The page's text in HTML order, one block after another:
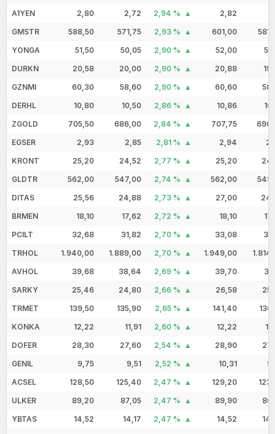
A1YEN
2,80 2,72 2,94 % 2,82
GMSTR
588,50 571,75 2,93 % 601,00
YONGA
51,50 50,05 2,90 % 52,00
DURKN
20,58 20,00 2,90 % 20,88
GZNMI
60,30 58,60 2,90 % 60,60
DERHL
10,80 10,50 2,86 % 10,86
ZGOLD
705,50 686,00 2,84 % 707,75
EGSER
2,93 2,85 2,81 % 2,94
KRONT
25,20 24,52 2,77 % 25,20
GLDTR
562,00 547,00 2,74 % 562,00
DITAS
25,56 24,88 2,73 % 27,00
BRMEN
18,10 17,62 2,72 % 18,10
PCILT
32,68 31,82 2,70 % 33,08
TRHOL
1.940,00 1.889,00 2,70 % 1.949,00
AVHOL
39,68 38,64 2,69 % 39,70
SARKY
25,46 24,80 2,66 % 26,58
TRMET
139,50 135,90 2,65 % 141,40
KONKA
12,22 11,91 2,60 % 12,22
DOFER
28,30 27,60 2,54 % 28,90
GENIL
9,75 9,51 2,52 % 10,31
ACSEL
128,50 125,40 2,47 % 129,20
ULKER
89,20 87,05 2,47 % 89,90
YBTAS
14,52 14,17 2,47 % 14,52